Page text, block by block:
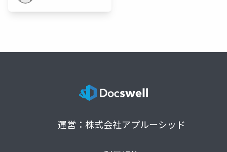
運営：株式会社アプルーシッド